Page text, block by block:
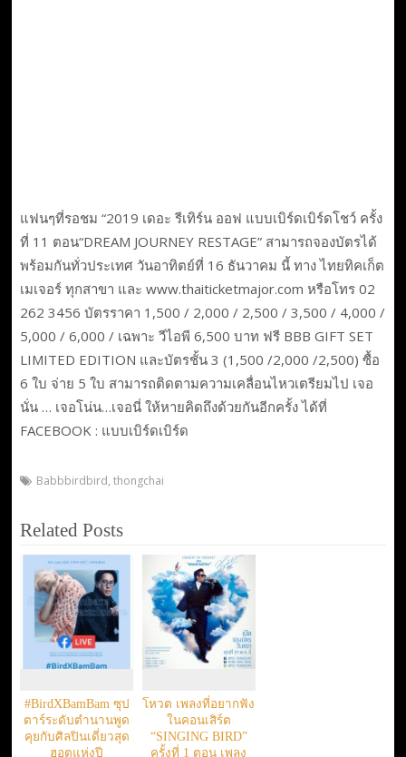
แฟนๆที่รอชม “2019 เดอะ รีเทิร์น ออฟ แบบเบิร์ดเบิร์ดโชว์ ครั้ง
ที่ 11 ตอน“DREAM JOURNEY RESTAGE” สามารถจองบัตรได้
พร้อมกันทั่วประเทศ วันอาทิตย์ที่ 16 ธันวาคม นี้ ทาง ไทยทิคเก็ต
เมเจอร์ ทุกสาขา และ www.thaiticketmajor.com หรือโทร 02
262 3456 บัตรราคา 1,500 / 2,000 / 2,500 / 3,500 / 4,000 /
5,000 / 6,000 / เฉพาะ วีไอพี 6,500 บาท ฟรี BBB GIFT SET
LIMITED EDITION และบัตรชั้น 3 (1,500 /2,000 /2,500) ซื้อ
6 ใบ จ่าย 5 ใบ สามารถติดตามความเคลื่อนไหวเตรียมไป เจอ
นั่น … เจอโน่น…เจอนี่ ให้หายคิดถึงด้วยกันอีกครั้ง ได้ที่
FACEBOOK : แบบเบิร์ดเบิร์ด
Babbbirdbird, thongchai
Related Posts
#BirdXBamBam ซุป
ตาร์ระดับตำนานพูด
คุยกับศิลปินเดี่ยวสุด
ฮอตแห่งปี
โหวต เพลงที่อยากฟัง
ในคอนเสิร์ต
“SINGING BIRD”
ครั้งที่ 1 ตอน เพลง